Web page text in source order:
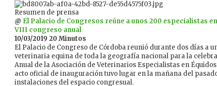
Resumen de prensa
@ El Palacio de Congresos reúne a unos 200 especialistas
VIII congreso anual
10/03/2019 20 Minutos
El Palacio de Congreso de Córdoba reunió durante dos días a
veterinaria equina de toda la geografía nacional para la
Anual de la Asociación de Veterinarios Especialistas en Équidos
acto oficial de inauguración tuvo lugar en la mañana del
instalaciones del espacio congresual.